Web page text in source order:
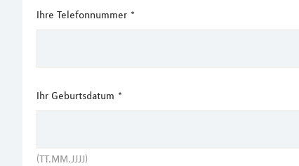
Ihre Telefonnummer *
Ihr Geburtsdatum *
(TT.MM.JJJJ)